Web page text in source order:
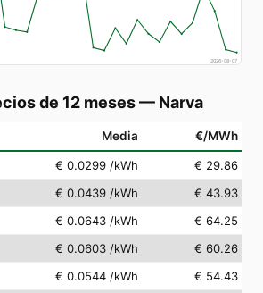
2026-08-07
de 12 meses— Narva
Media €/MWh
€ 0.0299 /kWh
€ 29.86
€ 0.0439 /kWh
€ 43.93
€ 0.0643 /kWh
€ 64.25
€ 0.0603 /kWh
€ 60.26
€ 0.0544 /kWh
€ 54.43